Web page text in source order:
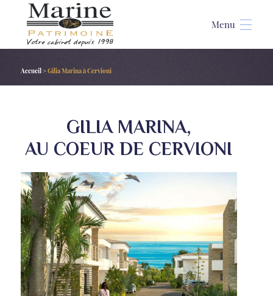
Accueil >Gilia Marina à Cervioni
GILIA MARINA,
AU COEUR DE CERVIONI